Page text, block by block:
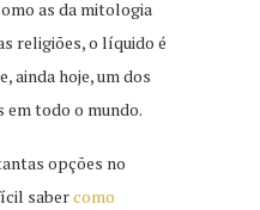
as da mitologia
religiões, o líquido é
ainda hoje, um dos
em todo o mundo.
opções no
sabercomo